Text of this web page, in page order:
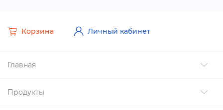
Главная
Продукты
Корзина Личный кабинет